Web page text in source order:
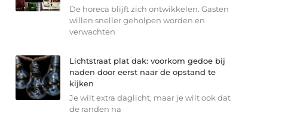
De horeca blijft zich ontwikkelen. Gasten
willen sneller geholpen worden en
verwachten
Lichtstraat plat dak: voorkom gedoe bij
naden door eerst naar de opstand te
kijken
Je wilt extra daglicht, maar je wilt ook dat
de randen na